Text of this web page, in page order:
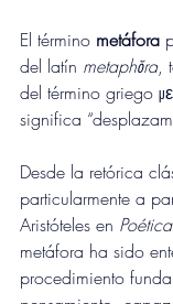
El término metáfora
del latín metaphŏra,
del término griego
significa
Desde la retórica
particularmente a
Aristóteles en
metáfora ha sido
procedimiento